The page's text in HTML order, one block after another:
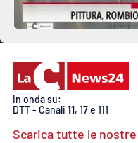
In onda su:
DTT - Canali 11, 17 e 111
Scarica tutte le nostre